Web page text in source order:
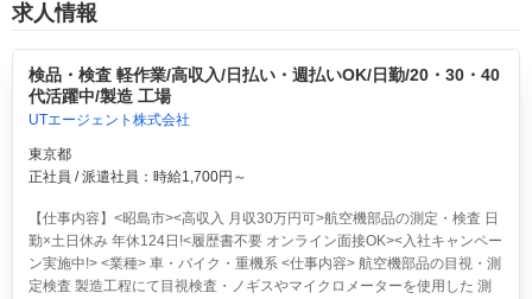
求人情報
検品・検査 軽作業/高収入/日払い・週払いOK/日勤/20・30・40
代活躍中/製造 工場
UTエージェント株式会社
東京都
正社員 / 派遣社員：時給1,700円～
【仕事内容】<昭島市><高収入 月収30万円可>航空機部品の測定・検査 日
勤×土日休み 年休124日!<履歴書不要 オンライン面接OK><入社キャンペー
ン実施中!> <業種> 車・バイク・重機系 <仕事内容> 航空機部品の目視・測
定検査 製造工程にて目視検査・ノギスやマイクロメーターを使用した 測